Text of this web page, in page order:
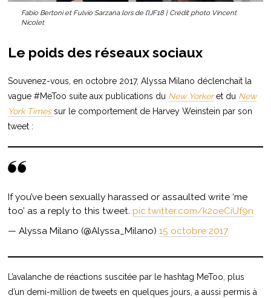
Fabio Bertoni et Fulvio Sarzana lors de l’IJF18 | Crédit photo Vincent
Nicolet
Le poids des réseaux sociaux
Souvenez-vous, en octobre 2017, Alyssa Milano déclenchait la
vague #MeToo suite aux publications du New Yorkeret du New
York Timessur le comportement de Harvey Weinstein par son
tweet :
If you’ve been sexually harassed or assaulted write ‘me
too’ as a reply to this tweet.pic.twitter.com/k2oeCiUf9n
— Alyssa Milano (@Alyssa_Milano)15 octobre 2017
L’avalanche de réactions suscitée par le hashtag MeToo, plus
d’un demi-million de tweets en quelques jours, a aussi permis à